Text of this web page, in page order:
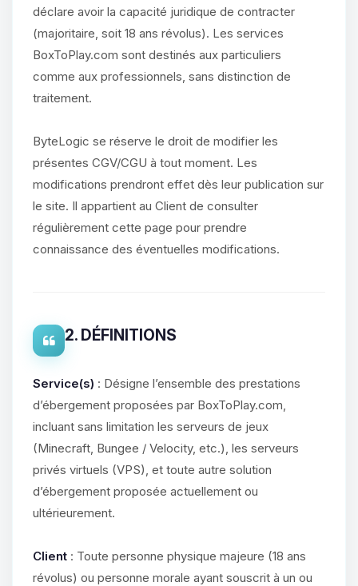
déclare avoir la capacité juridique de contracter
(majoritaire, soit 18 ans révolus). Les services
BoxToPlay.com sont destinés aux particuliers
comme aux professionnels, sans distinction de
traitement.
ByteLogic se réserve le droit de modifier les
présentes CGV/CGU à tout moment. Les
modifications prendront effet dès leur publication sur
le site. Il appartient au Client de consulter
régulièrement cette page pour prendre
connaissance des éventuelles modifications.
2. DÉFINITIONS
Service(s) : Désigne l’ensemble des prestations
d’ébergement proposées par BoxToPlay.com,
incluant sans limitation les serveurs de jeux
(Minecraft, Bungee / Velocity, etc.), les serveurs
privés virtuels (VPS), et toute autre solution
d’ébergement proposée actuellement ou
ultérieurement.
Client : Toute personne physique majeure (18 ans
révolus) ou personne morale ayant souscrit à un ou